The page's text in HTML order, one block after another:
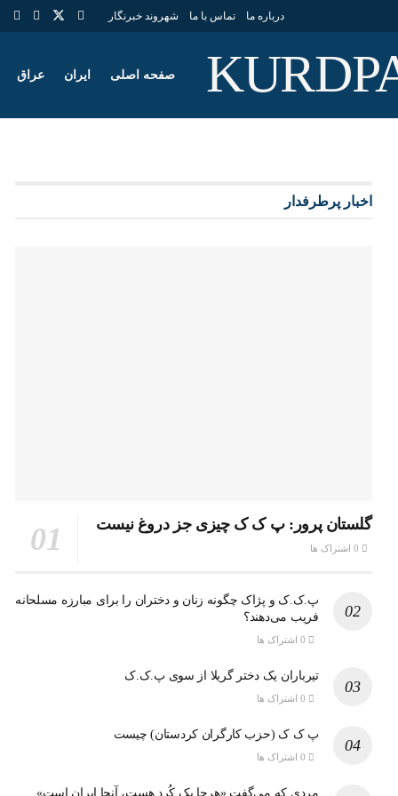
درباره ما تماس با ما شهروند خبرنگار
صفحه اصلی ایران عراق
اخبار پرطرفدار
گلستان پرور: پ ک ک چیزی جز دروغ نیست
پ.ک.ک و پژاک چگونه زنان و دختران را برای مبارزه مسلحانه
فریب می‌دهند؟
تیرباران یک دختر گریلا از سوی پ.ک.ک
پ ک ک (حزب کارگران کردستان) چیست
مردی که می‌گفت «هرجا یک کُرد هست، آنجا ایران است»